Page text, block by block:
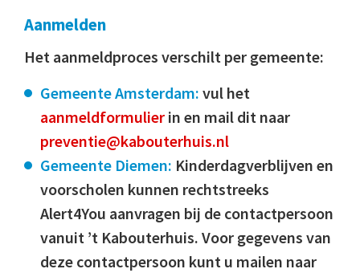
Aanmelden
Het aanmeldproces verschilt per gemeente:
Gemeente Amsterdam: vul het
aanmeldformulier in en mail dit naar
preventie@kabouterhuis.nl
Gemeente Diemen: Kinderdagverblijven en
voorscholen kunnen rechtstreeks
Alert4You aanvragen bij de contactpersoon
vanuit ’t Kabouterhuis. Voor gegevens van
deze contactpersoon kunt u mailen naar